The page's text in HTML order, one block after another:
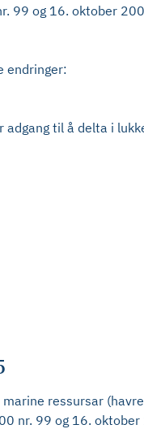
99 og 16. oktober
endringer:
til å delta i
ressursar
nr. 99 og 16.